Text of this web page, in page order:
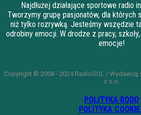
Najdłużej działające sportowe radio
Tworzymy grupę pasjonatów, dla
niż tylko rozrywką. Jesteśmy wszędzie
odrobiny emocji. W drodze z pracy,
emocje!
Copyright © 2008 - 2024 RadioGOL / Wydawcą
z o.o.
POLITYKA RODO
POLITYKA